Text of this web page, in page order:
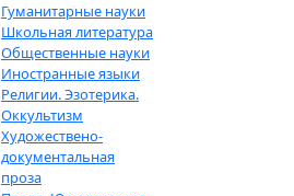
Гуманитарные науки
Школьная литература
Общественные науки
Иностранные языки
Религии. Эзотерика.
Оккультизм
Художествено-
документальная
проза